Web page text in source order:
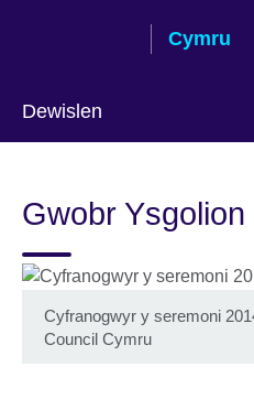
Cymru
Dewislen
language
Gwobr
Cyfranogwyr y seremoni
Council Cymru